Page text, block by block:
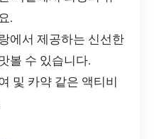
.
에서 제공하는 신선한
볼 수 있습니다.
및 카약 같은 액티비